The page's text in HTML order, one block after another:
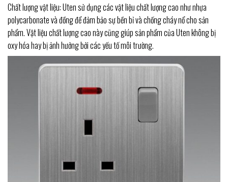
Chất lượng vật liệu: Uten sử dụng các vật liệu chất lượng cao như nhựa
polycarbonate và đồng để đảm bảo sự bền bỉ và chống cháy nổ cho sản
phẩm. Vật liệu chất lượng cao này cũng giúp sản phẩm của Uten không bị
oxy hóa hay bị ảnh hưởng bởi các yếu tố môi trường.